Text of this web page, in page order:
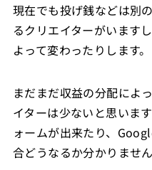
現在でも投げ銭などは別
るクリエイターがいます
よって変わったりします。
まだまだ収益の分配によ
イターは少ないと思いま
ォームが出来たり、
合どうなるか分かりません